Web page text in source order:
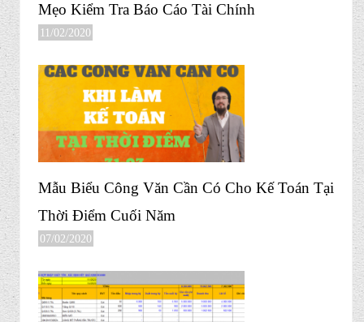
Mẹo Kiểm Tra Báo Cáo Tài Chính
11/02/2020
Mẫu Biểu Công Văn Cần Có Cho Kế Toán Tại
Thời Điểm Cuối Năm
07/02/2020